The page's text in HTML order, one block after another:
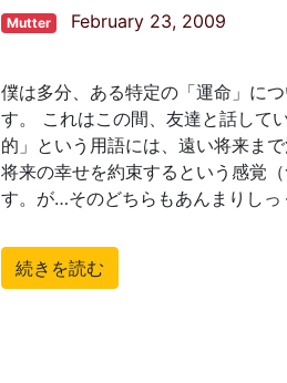
Mutter February 23, 2009
僕は多分、ある特定の「運命」に
す。 これはこの間、友達と話して
的」という用語には、遠い将来ま
将来の幸せを約束するという感覚
す。が…そのどちらもあんまりしっ
続きを読む